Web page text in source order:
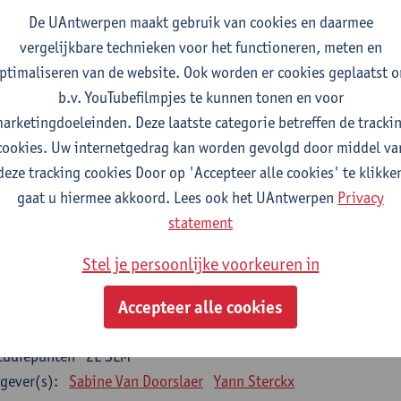
Wim Vanden Berghe
mining
2E SEM
studiepunten
Erik Fransen Kris Laukens
Animal Science (core module)
2E SEM
Chris Van Ginneken Debby Van Dam
2E SEM
Kristien Hens Patrick Rüdelsheim
structural biology
2E SEM
Sabine Van Doorslaer Yann Sterckx
De UAntwerpen maakt gebruik van cookies en daarmee
vergelijkbare technieken voor het functioneren, meten en
van de website. Ook worden er cookies geplaatst
b.v. YouTubefilmpjes te kunnen tonen en voor
Deze laatste categorie betreffen de
Uw internetgedrag kan worden gevolgd door middel
tracking cookies Door op 'Accepteer alle cookies' te
gaat u hiermee akkoord. Lees ook het UAntwerpen Privacy
statement
Stel je persoonlijke voorkeuren in
Accepteer alle cookies